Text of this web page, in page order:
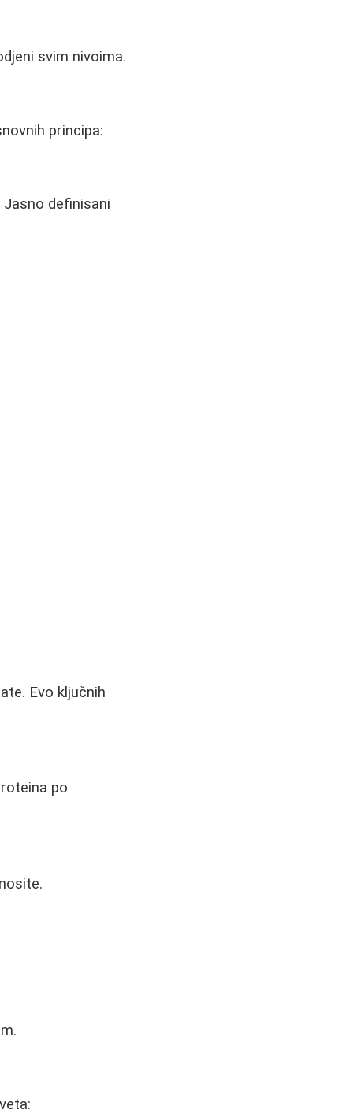
svim nivoima.
principa:
definisani
Evo ključnih
po